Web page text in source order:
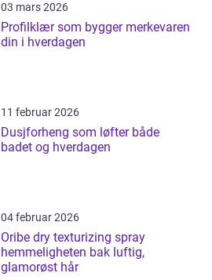
03 mars 2026
Profilklær som bygger merkevaren
din i hverdagen
11 februar 2026
Dusjforheng som løfter både
badet og hverdagen
04 februar 2026
Oribe dry texturizing spray
hemmeligheten bak luftig,
glamorøst hår